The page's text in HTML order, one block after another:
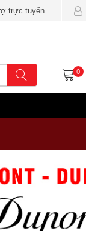
trực tuyến
0